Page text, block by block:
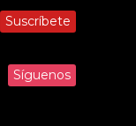
Suscríbete
Síguenos